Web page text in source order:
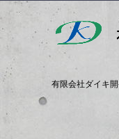
有限会社ダイキ